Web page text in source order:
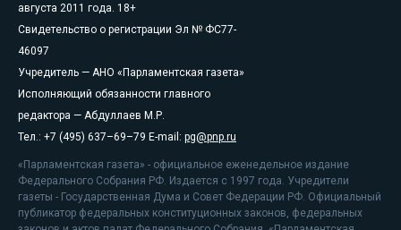
августа 2011 года. 18+
Свидетельство о регистрации Эл № ФС77-
46097
Учредитель — АНО «Парламентская газета»
Исполняющий обязанности главного
редактора — Абдуллаев М.Р.
Тел.: +7 (495) 637–69–79 E-mail: pg@pnp.ru
«Парламентская газета» - официальное еженедельное издание
Федерального Собрания РФ. Издается с 1997 года. Учредители
газеты - Государственная Дума и Совет Федерации РФ. Официальный
публикатор федеральных конституционных законов, федеральных